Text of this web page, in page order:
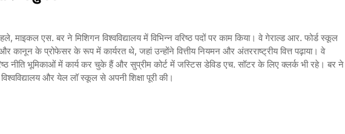
माइकल एस. बर ने मिशिगन विश्वविद्यालय में विभिन्न वरिष्ठ पदों पर काम किया। वे गेराल्ड आर. फोर्ड स्कूल
कानून के प्रोफेसर के रूप में कार्यरत थे, जहां उन्होंने वित्तीय नियमन और अंतरराष्ट्रीय वित्त पढ़ाया। वे
नीति भूमिकाओं में कार्य कर चुके हैं और सुप्रीम कोर्ट में जस्टिस डेविड एच. सॉटर के लिए क्लर्क भी रहे। बर ने
और येल लॉ स्कूल से अपनी शिक्षा पूरी की।